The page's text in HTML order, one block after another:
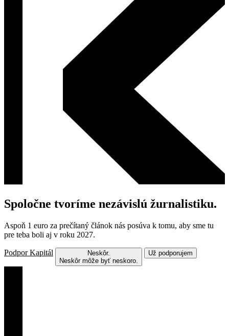
Spoločne tvoríme nezávislú žurnalistiku.
Aspoň 1 euro za prečítaný článok nás posúva k tomu, aby sme tu
pre teba boli aj v roku 2027.
Podpor Kapitál
Neskôr.
Neskôr môže byť neskoro.
Už podporujem